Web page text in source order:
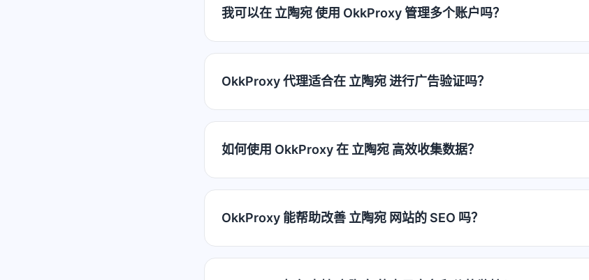
我可以在 立陶宛 使用 OkkProxy 管理多个账户吗？
OkkProxy 代理适合在 立陶宛 进行广告验证吗？
如何使用 OkkProxy 在 立陶宛 高效收集数据？
OkkProxy 能帮助改善 立陶宛 网站的 SEO 吗？